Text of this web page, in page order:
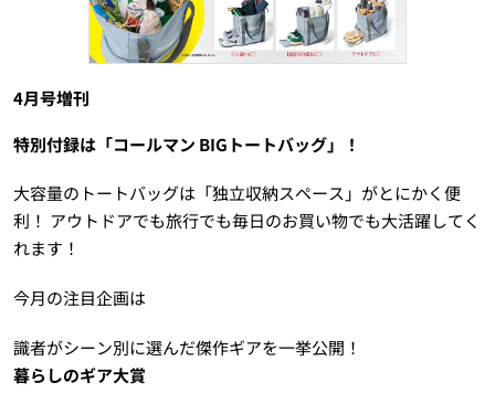
4月号増刊
特別付録は「コールマン BIGトートバッグ」！
大容量のトートバッグは「独立収納スペース」がとにかく便
利！ アウトドアでも旅行でも毎日のお買い物でも大活躍してく
れます！
今月の注目企画は
識者がシーン別に選んだ傑作ギアを一挙公開！
暮らしのギア大賞